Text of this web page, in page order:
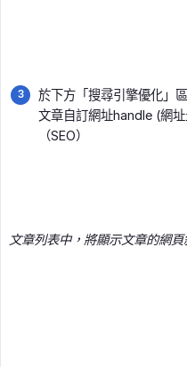
於下方「搜尋引擎優化」
文章自訂網址handle (網
（SEO）
文章列表中，將顯示文章的網頁